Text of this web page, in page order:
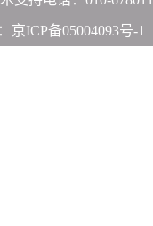
京ICP备05004093号-1